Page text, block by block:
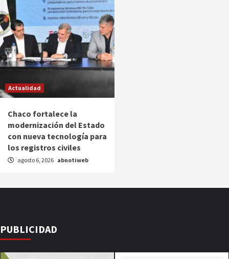
Actualidad
Chaco fortalece la
modernización del Estado
con nueva tecnología para
los registros civiles
agosto 6, 2026 abnotiweb
PUBLICIDAD